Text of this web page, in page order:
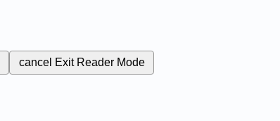
cancel Exit Reader Mode